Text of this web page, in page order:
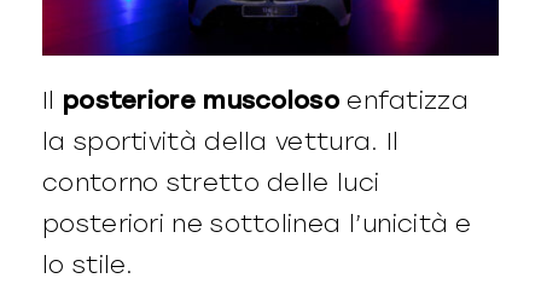
Il posteriore muscolosoenfatizza
la sportività della vettura. Il
contorno stretto delle luci
posteriori ne sottolinea l’unicità e
lo stile.